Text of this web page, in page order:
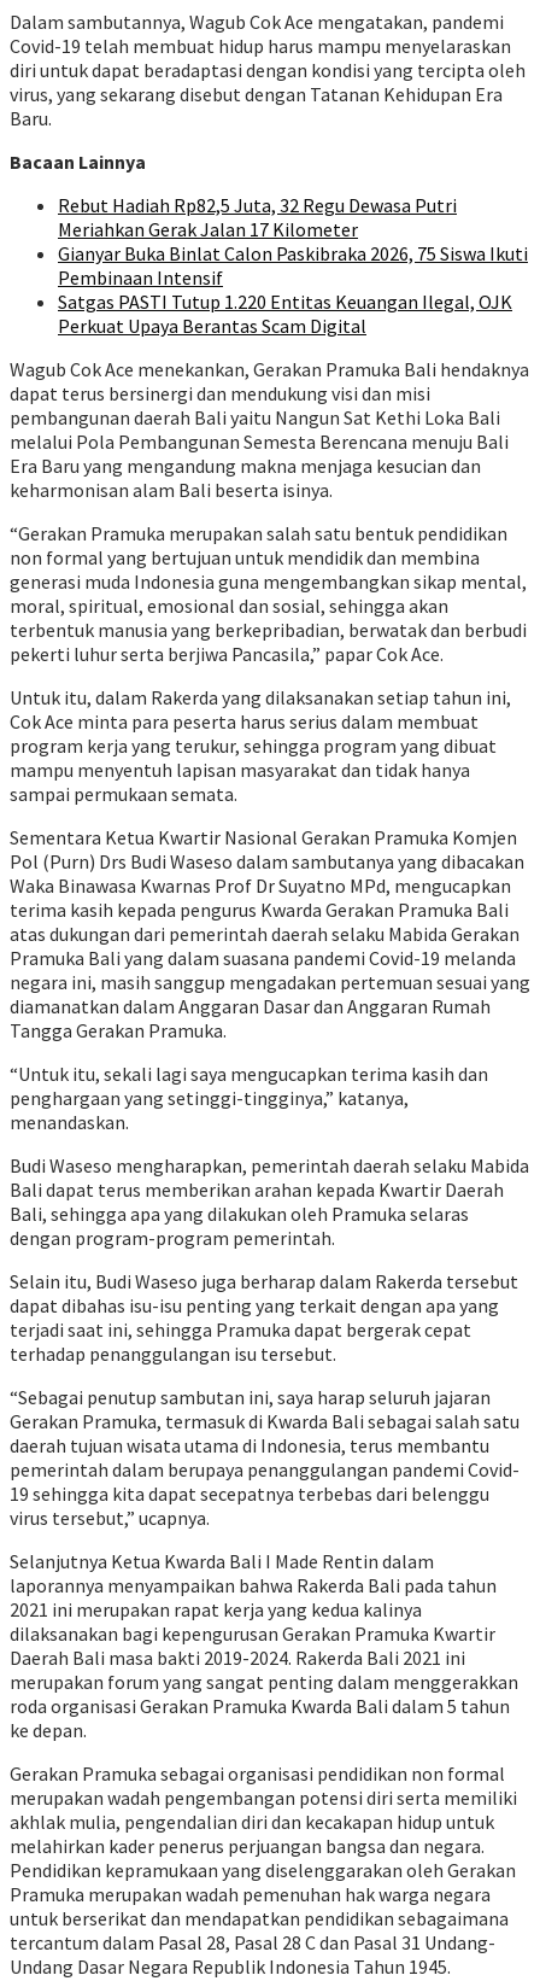
Dalam sambutannya, Wagub Cok Ace mengatakan, pandemi
Covid-19 telah membuat hidup harus mampu menyelaraskan
diri untuk dapat beradaptasi dengan kondisi yang tercipta oleh
virus, yang sekarang disebut dengan Tatanan Kehidupan Era
Baru.
Bacaan Lainnya
Rebut Hadiah Rp82,5 Juta, 32 Regu Dewasa Putri
Meriahkan Gerak Jalan 17 Kilometer
Gianyar Buka Binlat Calon Paskibraka 2026, 75 Siswa Ikuti
Pembinaan Intensif
Satgas PASTI Tutup 1.220 Entitas Keuangan Ilegal, OJK
Perkuat Upaya Berantas Scam Digital
Wagub Cok Ace menekankan, Gerakan Pramuka Bali hendaknya
dapat terus bersinergi dan mendukung visi dan misi
pembangunan daerah Bali yaitu Nangun Sat Kethi Loka Bali
melalui Pola Pembangunan Semesta Berencana menuju Bali
Era Baru yang mengandung makna menjaga kesucian dan
keharmonisan alam Bali beserta isinya.
“Gerakan Pramuka merupakan salah satu bentuk pendidikan
non formal yang bertujuan untuk mendidik dan membina
generasi muda Indonesia guna mengembangkan sikap mental,
moral, spiritual, emosional dan sosial, sehingga akan
terbentuk manusia yang berkepribadian, berwatak dan berbudi
pekerti luhur serta berjiwa Pancasila,” papar Cok Ace.
Untuk itu, dalam Rakerda yang dilaksanakan setiap tahun ini,
Cok Ace minta para peserta harus serius dalam membuat
program kerja yang terukur, sehingga program yang dibuat
mampu menyentuh lapisan masyarakat dan tidak hanya
sampai permukaan semata.
Sementara Ketua Kwartir Nasional Gerakan Pramuka Komjen
Pol (Purn) Drs Budi Waseso dalam sambutanya yang dibacakan
Waka Binawasa Kwarnas Prof Dr Suyatno MPd, mengucapkan
terima kasih kepada pengurus Kwarda Gerakan Pramuka Bali
atas dukungan dari pemerintah daerah selaku Mabida Gerakan
Pramuka Bali yang dalam suasana pandemi Covid-19 melanda
negara ini, masih sanggup mengadakan pertemuan sesuai yang
diamanatkan dalam Anggaran Dasar dan Anggaran Rumah
Tangga Gerakan Pramuka.
“Untuk itu, sekali lagi saya mengucapkan terima kasih dan
penghargaan yang setinggi-tingginya,” katanya,
menandaskan.
Budi Waseso mengharapkan, pemerintah daerah selaku Mabida
Bali dapat terus memberikan arahan kepada Kwartir Daerah
Bali, sehingga apa yang dilakukan oleh Pramuka selaras
dengan program-program pemerintah.
Selain itu, Budi Waseso juga berharap dalam Rakerda tersebut
dapat dibahas isu-isu penting yang terkait dengan apa yang
terjadi saat ini, sehingga Pramuka dapat bergerak cepat
terhadap penanggulangan isu tersebut.
“Sebagai penutup sambutan ini, saya harap seluruh jajaran
Gerakan Pramuka, termasuk di Kwarda Bali sebagai salah satu
daerah tujuan wisata utama di Indonesia, terus membantu
pemerintah dalam berupaya penanggulangan pandemi Covid-
19 sehingga kita dapat secepatnya terbebas dari belenggu
virus tersebut,” ucapnya.
Selanjutnya Ketua Kwarda Bali I Made Rentin dalam
laporannya menyampaikan bahwa Rakerda Bali pada tahun
2021 ini merupakan rapat kerja yang kedua kalinya
dilaksanakan bagi kepengurusan Gerakan Pramuka Kwartir
Daerah Bali masa bakti 2019-2024. Rakerda Bali 2021 ini
merupakan forum yang sangat penting dalam menggerakkan
roda organisasi Gerakan Pramuka Kwarda Bali dalam 5 tahun
ke depan.
Gerakan Pramuka sebagai organisasi pendidikan non formal
merupakan wadah pengembangan potensi diri serta memiliki
akhlak mulia, pengendalian diri dan kecakapan hidup untuk
melahirkan kader penerus perjuangan bangsa dan negara.
Pendidikan kepramukaan yang diselenggarakan oleh Gerakan
Pramuka merupakan wadah pemenuhan hak warga negara
untuk berserikat dan mendapatkan pendidikan sebagaimana
tercantum dalam Pasal 28, Pasal 28 C dan Pasal 31 Undang-
Undang Dasar Negara Republik Indonesia Tahun 1945.